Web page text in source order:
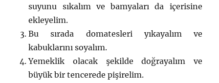
suyunu sıkalım ve bamyaları da içerisine
ekleyelim.
Bu sırada domatesleri yıkayalım ve
kabuklarını soyalım.
Yemeklik olacak şekilde doğrayalım ve
büyük bir tencerede pişirelim.